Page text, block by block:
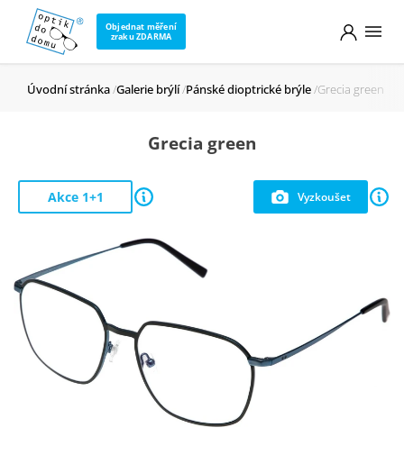
Objednat měření
zraku ZDARMA
Úvodní stránka Galerie brýlí Pánské dioptrické brýle Grecia green
Grecia green
Vyzkoušet
Akce 1+1